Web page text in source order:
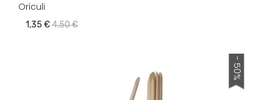
Oriculi
1,35 €4,50 €
- 50%